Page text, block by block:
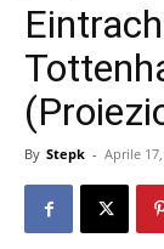
By Stepk - Aprile